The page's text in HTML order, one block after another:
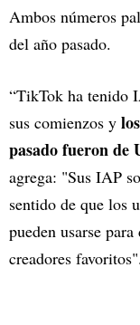
Ambos números
del año pasado.
“TikTok ha tenido
sus comienzos y
pasado fueron de
agrega: "Sus IAP
sentido de que los
pueden usarse
creadores favoritos".